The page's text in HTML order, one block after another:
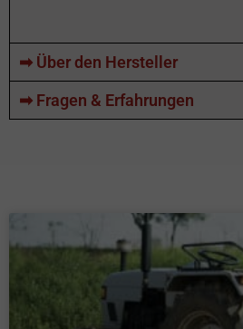
➡ Über den Hersteller
➡ Fragen & Erfahrungen